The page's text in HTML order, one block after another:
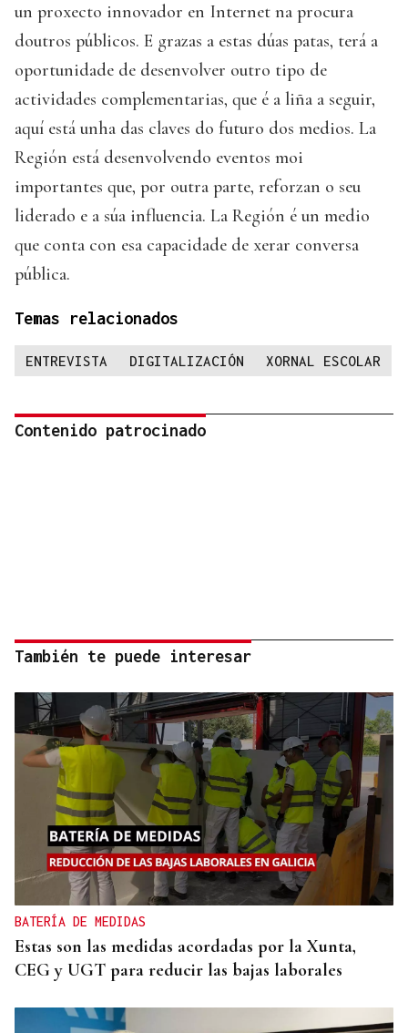
un proxecto innovador en Internet na procura
doutros públicos. E grazas a estas dúas patas, terá a
oportunidade de desenvolver outro tipo de
actividades complementarias, que é a liña a seguir,
aquí está unha das claves do futuro dos medios. La
Región está desenvolvendo eventos moi
importantes que, por outra parte, reforzan o seu
liderado e a súa influencia. La Región é un medio
que conta con esa capacidade de xerar conversa
pública.
Temas relacionados
ENTREVISTA DIGITALIZACIÓN XORNAL ESCOLAR
Contenido patrocinado
También te puede interesar
BATERÍA DE MEDIDAS
Estas son las medidas acordadas por la Xunta,
CEG y UGT para reducir las bajas laborales